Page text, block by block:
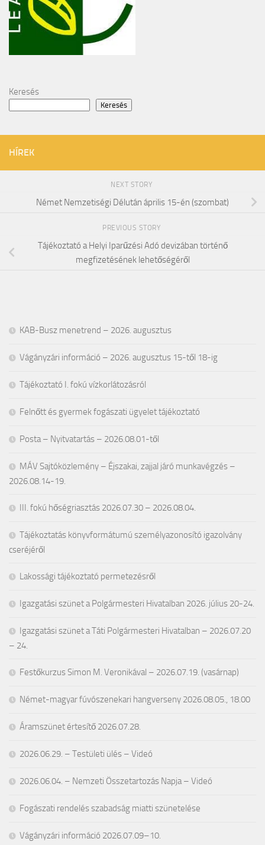
Keresés
Keresés
HÍREK
NEXT STORY
Német Nemzetiségi Délután április 15-én (szombat)
PREVIOUS STORY
Tájékoztató a Helyi Iparűzési Adó devizában történő
megfizetésének lehetőségéről
KAB-Busz menetrend – 2026. augusztus
Vágányzári információ – 2026. augusztus 15-től 18-ig
Tájékoztató I. fokú vízkorlátozásról
Felnőtt és gyermek fogászati ügyelet tájékoztató
Posta – Nyitvatartás – 2026.08.01-től
MÁV Sajtóközlemény – Éjszakai, zajjal járó munkavégzés –
2026.08.14-19.
III. fokú hőségriasztás 2026.07.30 – 2026.08.04.
Tájékoztatás könyvformátumú személyazonosító igazolvány
cseréjéről
Lakossági tájékoztató permetezésről
Igazgatási szünet a Polgármesteri Hivatalban 2026. július 20-24.
Igazgatási szünet a Táti Polgármesteri Hivatalban – 2026.07.20
– 24.
Festőkurzus Simon M. Veronikával – 2026.07.19. (vasárnap)
Német-magyar fúvószenekari hangverseny 2026.08.05., 18.00
Áramszünet értesítő 2026.07.28.
2026.06.29. – Testületi ülés – Videó
2026.06.04. – Nemzeti Összetartozás Napja – Videó
Fogászati rendelés szabadság miatti szünetelése
Vágányzári információ 2026.07.09–10.